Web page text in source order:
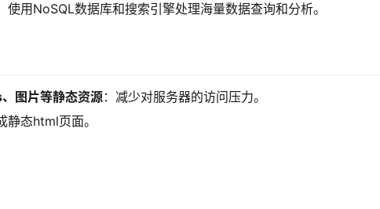
使用NoSQL数据库和搜索引擎处理海量数据查询和分析。
图片等静态资源：减少对服务器的访问压力。
静态html页面。